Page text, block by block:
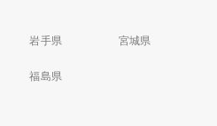
岩手県 宮城県
福島県